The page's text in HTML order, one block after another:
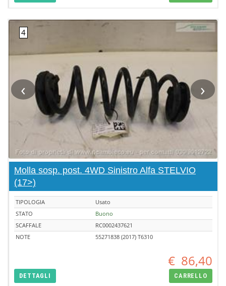
‹ ›
Molla sosp. post. 4WD Sinistro Alfa STELVIO
(17>)
TIPOLOGIA
Usato
STATO
Buono
SCAFFALE
RC0002437621
NOTE
55271838 (2017) T6310
€ 86,40
DETTAGLI CARRELLO